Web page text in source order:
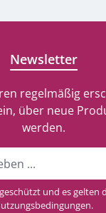
Newsletter
regelmäßig
über neue
werden.
und es gelten
.